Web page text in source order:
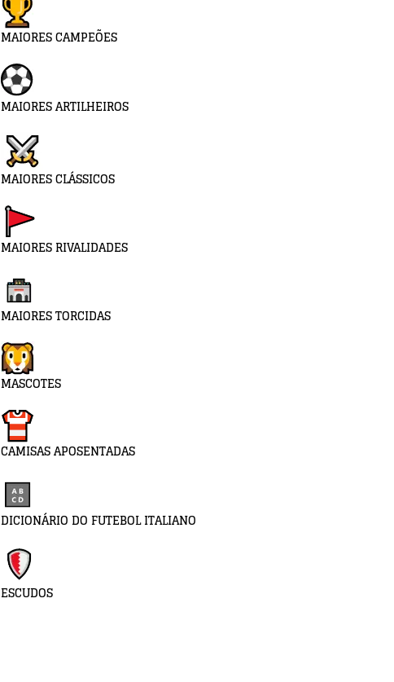
MAIORES CAMPEÕES
MAIORES ARTILHEIROS
MAIORES CLÁSSICOS
MAIORES RIVALIDADES
MAIORES TORCIDAS
MASCOTES
CAMISAS APOSENTADAS
DICIONÁRIO DO FUTEBOL ITALIANO
ESCUDOS